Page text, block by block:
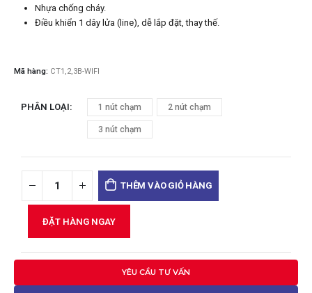
Nhựa chống cháy.
Điều khiển 1 dây lửa (line), dễ lắp đặt, thay thế.
Mã hàng: CT1,2,3B-WIFI
PHÂN LOẠI 1 nút chạm 2 nút chạm
3 nút chạm
THÊM VÀO GIỎ HÀNG
ĐẶT HÀNG NGAY
YÊU CẦU TƯ VẤN